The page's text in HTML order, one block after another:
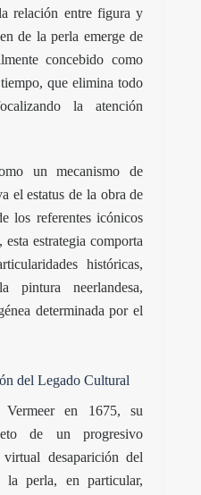
relación entre figura y
de la perla emerge de
concebido como
que elimina todo
la atención
un mecanismo de
el estatus de la obra de
los referentes icónicos
estrategia comporta
históricas,
pintura neerlandesa,
determinada por el
del Legado Cultural
en 1675, su
de un progresivo
desaparición del
perla, en particular,